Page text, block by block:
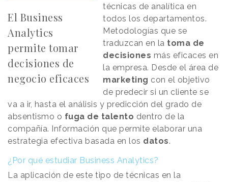
El Business
Analytics
permite tomar
decisiones de
negocio eficaces
técnicas de analítica en
todos los departamentos.
Metodologías que se
traduzcan en la toma de
decisiones más eficaces en
la empresa. Desde el área de
marketing con el objetivo
de predecir si un cliente se
va a ir, hasta el análisis y predicción del grado de
absentismo o fuga de talento dentro de la
compañía. Información que permite elaborar una
estrategia efectiva basada en los datos.
¿Por qué estudiar Business Analytics?
La aplicación de este tipo de técnicas en la